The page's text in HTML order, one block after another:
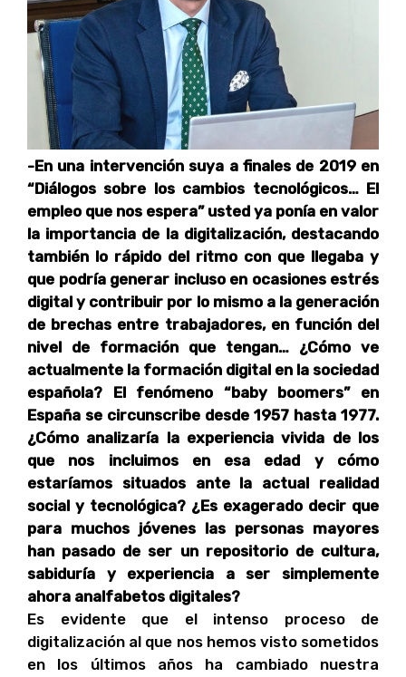
-En una intervención suya a finales de 2019 en
“Diálogos sobre los cambios tecnológicos… El
empleo que nos espera” usted ya ponía en valor
la importancia de la digitalización, destacando
también lo rápido del ritmo con que llegaba y
que podría generar incluso en ocasiones estrés
digital y contribuir por lo mismo a la generación
de brechas entre trabajadores, en función del
nivel de formación que tengan… ¿Cómo ve
actualmente la formación digital en la sociedad
española? El fenómeno “baby boomers” en
España se circunscribe desde 1957 hasta 1977.
¿Cómo analizaría la experiencia vivida de los
que nos incluimos en esa edad y cómo
estaríamos situados ante la actual realidad
social y tecnológica? ¿Es exagerado decir que
para muchos jóvenes las personas mayores
han pasado de ser un repositorio de cultura,
sabiduría y experiencia a ser simplemente
ahora analfabetos digitales?
Es evidente que el intenso proceso de
digitalización al que nos hemos visto sometidos
en los últimos años ha cambiado nuestra